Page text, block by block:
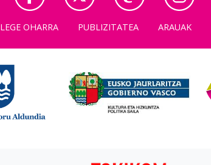
LEGE OHARRA PUBLIZITATEA ARAUAK